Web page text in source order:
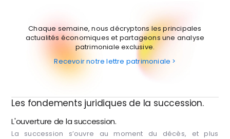
Chaque semaine, nous décryptons les principales
actualités économiques et partageons une analyse
patrimoniale exclusive.
Recevoir notre lettre patrimoniale >
Les fondements juridiques de la succession.
L'ouverture de la succession.
La succession s’ouvre au moment du décès, et plus